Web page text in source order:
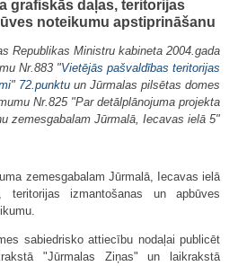
grafiskās daļas, teritorijas
noteikumu apstiprināšanu
Republikas Ministru kabineta 2004.gada
Nr.883 "Vietējās pašvaldības teritorijas
" 72.punktu un Jūrmalas pilsētas domes
Nr.825 "Par detālplānojuma projekta
zemesgabalam Jūrmalā, Iecavas ielā 5"
zemesgabalam Jūrmalā, Iecavas ielā
izmantošanas un apbūves
sabiedrisko attiecību nodaļai publicēt
"Jūrmalas Ziņas" un laikrakstā